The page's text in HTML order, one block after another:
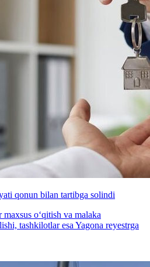
qonun bilan tartibga solindi
o‘qitish va malaka
tashkilotlar esa Yagona reyestrga